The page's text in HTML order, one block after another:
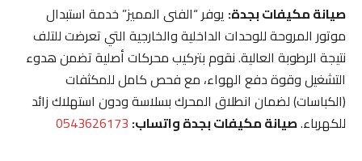
صيانة مكيفات بجدة: يوفر “الفنى المميز” خدمة استبدال
موتور المروحة للوحدات الداخلية والخارجية التي تعرضت للتلف
نتيجة الرطوبة العالية. نقوم بتركيب محركات أصلية تضمن هدوء
التشغيل وقوة دفع الهواء، مع فحص كامل للمكثفات
(الكباسات) لضمان انطلاق المحرك بسلاسة ودون استهلاك زائد
للكهرباء.صيانة مكيفات بجدة واتساب: 0543626173